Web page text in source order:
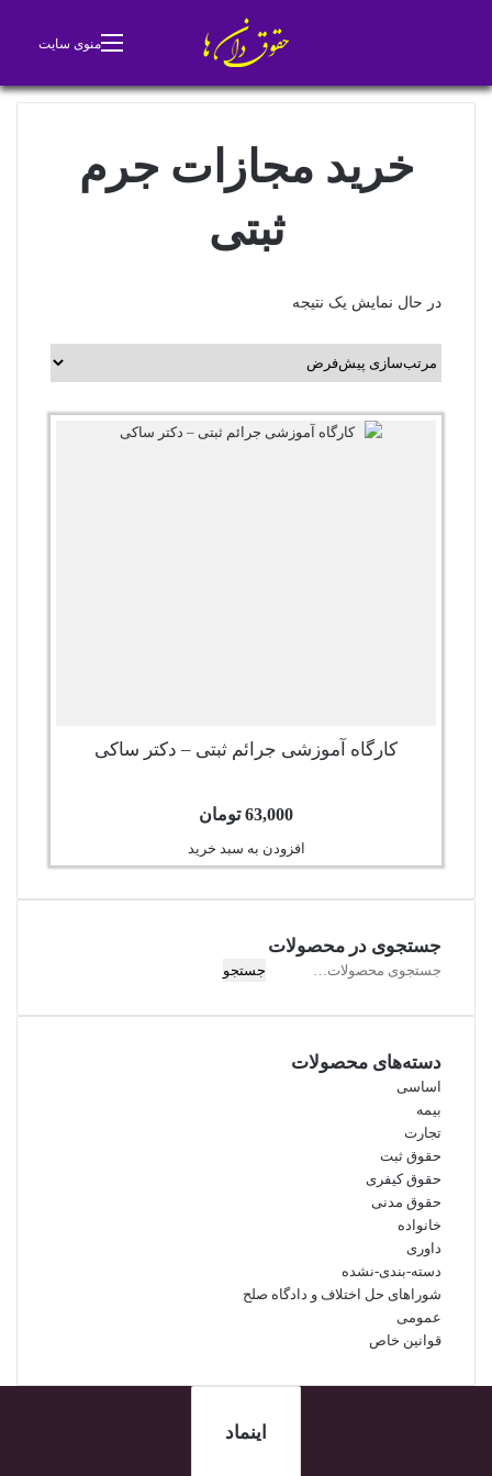
منوی سایت
خرید مجازات جرم
ثبتی
در حال نمایش یک نتیجه
کارگاه آموزشی جرائم ثبتی – دکتر ساکی
63,000 تومان
افزودن به سبد خرید
جستجوی در محصولات
جستجو
جستجو
دسته‌های محصولات
اساسی
بیمه
تجارت
حقوق ثبت
حقوق کیفری
حقوق مدنی
خانواده
داوری
دسته-بندی-نشده
شوراهای حل اختلاف و دادگاه صلح
عمومی
قوانین خاص
اینماد